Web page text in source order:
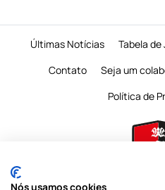
Últimas Notícias Tabela de
Contato
Seja um
Política de
Nós usamos cookies